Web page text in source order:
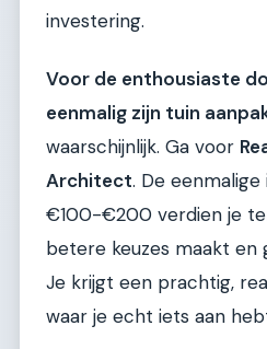
investering.
Voor de enthousiaste
eenmalig zijn tuin
waarschijnlijk. Ga voor
Architect. De
€100-€200 verdien je
betere keuzes maakt en
Je krijgt een prachtig,
waar je echt iets aan